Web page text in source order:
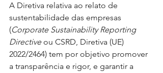
A Diretiva relativa ao relato de
sustentabilidade das empresas
(Corporate Sustainability Reporting
Directive ou CSRD, Diretiva (UE)
2022/2464) tem por objetivo promover
a transparência e rigor, e garantir a